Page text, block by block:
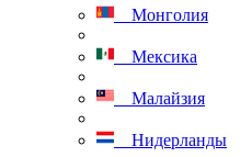
Монголия
Мексика
Малайзия
Нидерланды